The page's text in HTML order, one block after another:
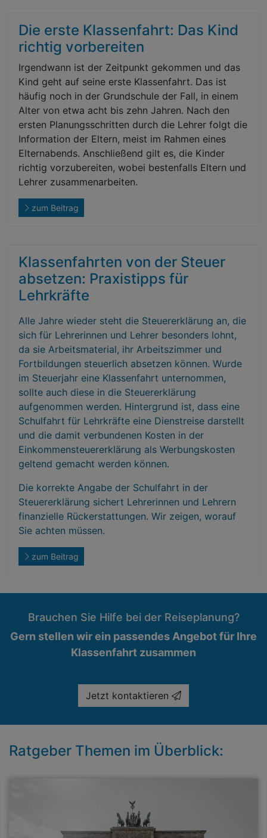
Die erste Klassenfahrt: Das Kind
richtig vorbereiten
Irgendwann ist der Zeitpunkt gekommen und das
Kind geht auf seine erste Klassenfahrt. Das ist
häufig noch in der Grundschule der Fall, in einem
Alter von etwa acht bis zehn Jahren. Nach den
ersten Planungsschritten durch die Lehrer folgt die
Information der Eltern, meist im Rahmen eines
Elternabends. Anschließend gilt es, die Kinder
richtig vorzubereiten, wobei bestenfalls Eltern und
Lehrer zusammenarbeiten.
zum Beitrag
Klassenfahrten von der Steuer
absetzen: Praxistipps für
Lehrkräfte
Alle Jahre wieder steht die Steuererklärung an, die
sich für Lehrerinnen und Lehrer besonders lohnt,
da sie Arbeitsmaterial, ihr Arbeitszimmer und
Fortbildungen steuerlich absetzen können. Wurde
im Steuerjahr eine Klassenfahrt unternommen,
sollte auch diese in die Steuererklärung
aufgenommen werden. Hintergrund ist, dass eine
Schulfahrt für Lehrkräfte eine Dienstreise darstellt
und die damit verbundenen Kosten in der
Einkommensteuererklärung als Werbungskosten
geltend gemacht werden können.
Die korrekte Angabe der Schulfahrt in der
Steuererklärung sichert Lehrerinnen und Lehrern
finanzielle Rückerstattungen. Wir zeigen, worauf
Sie achten müssen.
zum Beitrag
Brauchen Sie Hilfe bei der Reiseplanung?
Gern stellen wir ein passendes Angebot für Ihre
Klassenfahrt zusammen
Jetzt kontaktieren
Ratgeber Themen im Überblick: